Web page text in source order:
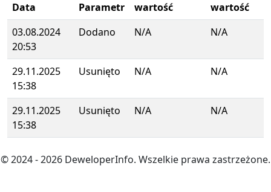
Data Parametr
wartość
wartość
03.08.2024
20:53
Dodano N/A N/A
29.11.2025
15:38
Usunięto N/A N/A
29.11.2025
15:38
Usunięto N/A N/A
© 2024- 2026 DeweloperInfo. Wszelkie prawa zastrzeżone.